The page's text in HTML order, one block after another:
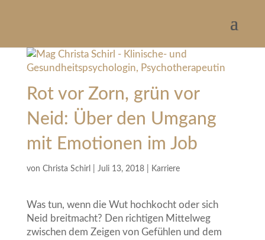
Rot vor Zorn, grün vor
Neid: Über den Umgang
mit Emotionen im Job
von Christa Schirl Juli 13, 2018| Karriere
Was tun, wenn die Wut hochkocht oder sich
Neid breitmacht? Den richtigen Mittelweg
zwischen dem Zeigen von Gefühlen und dem